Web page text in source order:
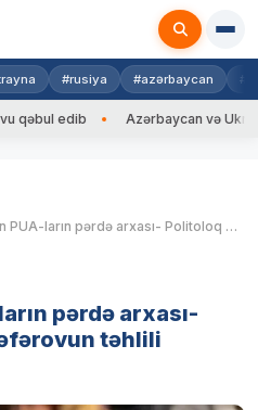
#rusiya #azərbaycan
edib Azərbaycan və Ukrayna XİN
Polşaya atılan PUA-ların pərdə arxası- Politoloq Kamran Cəfərovun təhlili
pərdə arxası-
təhlili